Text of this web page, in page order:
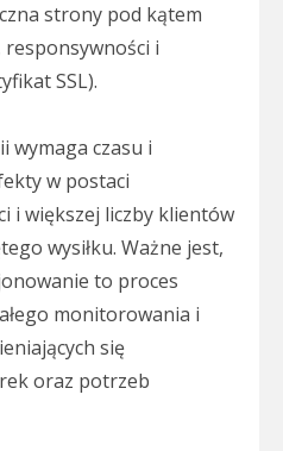
strony pod kątem
responsywności i
SSL).
wymaga czasu i
w postaci
i większej liczby klientów
wysiłku. Ważne jest,
to proces
monitorowania i
się
oraz potrzeb